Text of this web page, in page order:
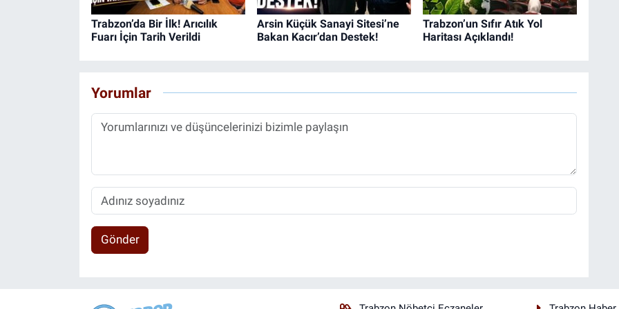
Trabzon’da Bir İlk! Arıcılık
Fuarı İçin Tarih Verildi
Arsin Küçük Sanayi Sitesi’ne
Bakan Kacır’dan Destek!
Trabzon’un Sıfır Atık Yol
Haritası Açıklandı!
Yorumlar
Gönder